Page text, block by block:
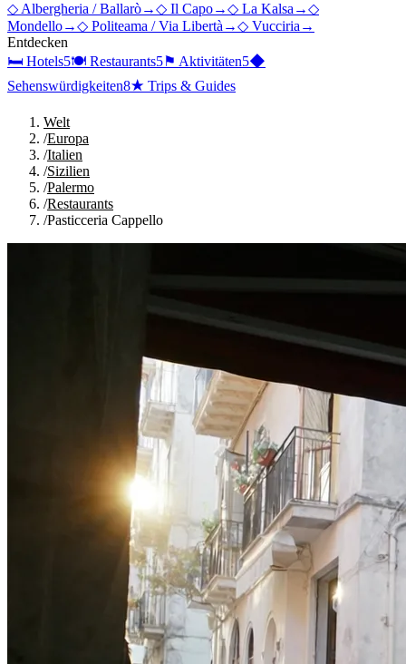
◇ Albergheria / Ballarò→◇ Il Capo→◇ La Kalsa →◇
Mondello→◇ Politeama / Via Libertà →◇ Vucciria →
Entdecken
🛏 Hotels5🍽 Restaurants5⚑ Aktivitäten5◆
Sehenswürdigkeiten8★ Trips & Guides
Welt
/Europa
/Italien
/Sizilien
/Palermo
/Restaurants
/Pasticceria Cappello